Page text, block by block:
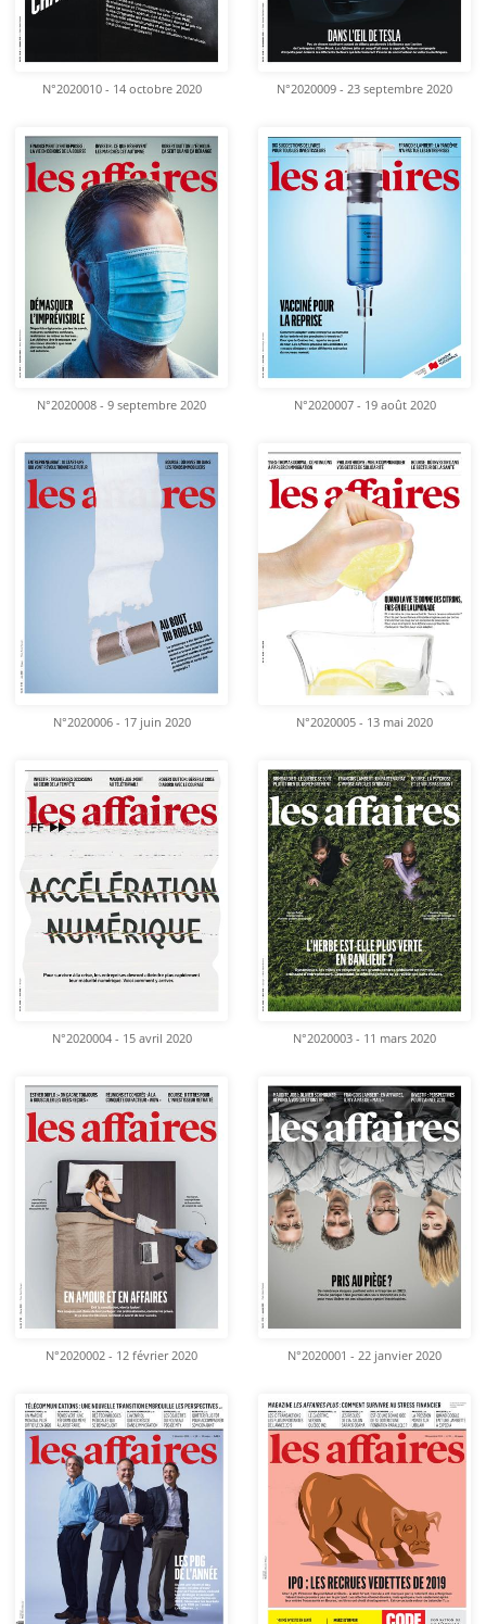
N°2020010 - 14 octobre 2020 N°2020009 - 23 septembre 2020
N°2020008 - 9 septembre 2020 N°2020007 - 19 août 2020
N°2020006 - 17 juin 2020 N°2020005 - 13 mai 2020
N°2020004 - 15 avril 2020 N°2020003 - 11 mars 2020
N°2020002 - 12 février 2020 N°2020001 - 22 janvier 2020